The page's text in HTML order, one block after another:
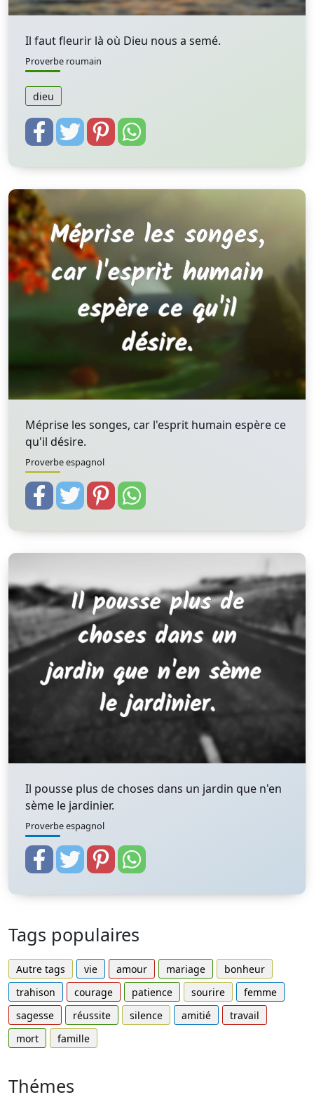
Il faut fleurir là où Dieu nous a semé.
Proverbe roumain
dieu
Méprise les songes, car l'esprit humain espère ce
qu'il désire.
Proverbe espagnol
Il pousse plus de choses dans un jardin que n'en
sème le jardinier.
Proverbe espagnol
Tags populaires
Autre tags vie amour mariage
bonheur
trahison
courage patience sourire
femme
sagesse
réussite silence amitié
travail
mort
famille
Thémes